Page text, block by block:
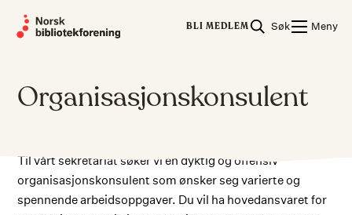
BLI MEDLEM Søk Meny
Organisasjonskonsulent
Til vårt sekretariat søker vi en dyktig og offensiv
organisasjonskonsulent som ønsker seg varierte og
spennende arbeidsoppgaver. Du vil ha hovedansvaret for